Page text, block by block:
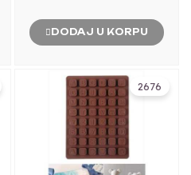
DODAJ U KORPU
2676